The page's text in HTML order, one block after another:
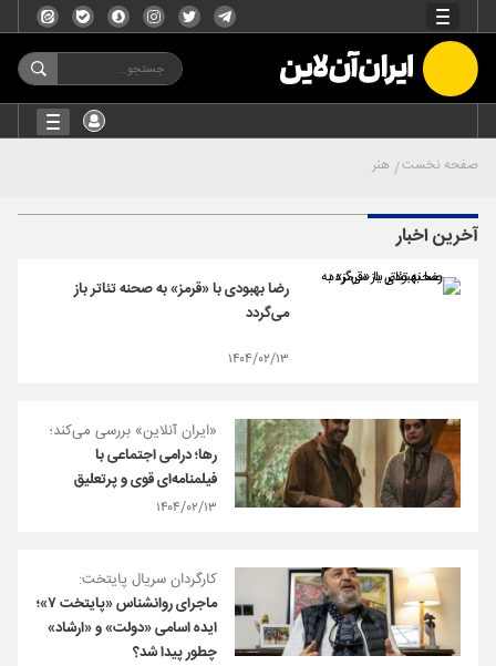
صفحه نخست هنر
آخرین اخبار
رضا بهبودی با «قرمز» به صحنه تئاتر باز
می‌گردد
۱۴۰۴/۰۲/۱۳
«ایران آنلاین» بررسی می‌کند؛
رها؛ درامی اجتماعی با
فیلمنامه‌ای قوی و پرتعلیق
۱۴۰۴/۰۲/۱۳
کارگردان سریال پایتخت:
ماجرای روانشناس «پایتخت ۷»؛
ایده اسامی «دولت» و «ارشاد»
چطور پیدا شد؟